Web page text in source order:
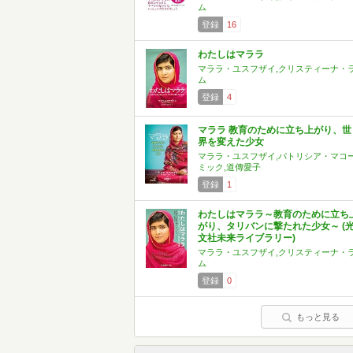
ム
登録
16
わたしはマララ
マララ・ユスフザイ,クリスティーナ・
ム
登録
4
マララ 教育のために立ち上がり、世
界を変えた少女
マララ・ユスフザイ,パトリシア・マコ
ミック,道傳愛子
登録
1
わたしはマララ～教育のために立ち
がり、タリバンに撃たれた少女～ (
文社未来ライブラリー)
マララ・ユスフザイ,クリスティーナ・
ム
登録
0
もっと見る